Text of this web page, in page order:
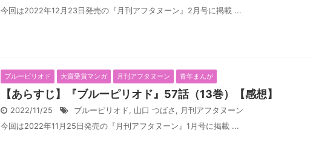
今回は2022年12月23日発売の『月刊アフタヌーン』2月号に掲載 ...
ブルーピリオド 大賞受賞マンガ 月刊アフタヌーン 青年まんが
【あらすじ】『ブルーピリオド』57話（13巻）【感想】
2022/11/25 ブルーピリオド, 山口 つばさ , 月刊アフタヌーン
今回は2022年11月25日発売の『月刊アフタヌーン』1月号に掲載 ...